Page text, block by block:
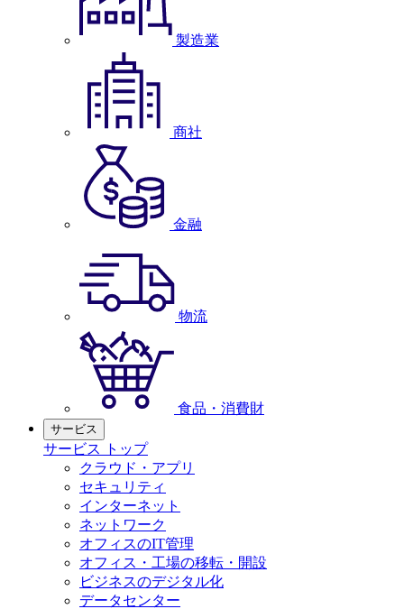
製造業
商社
金融
物流
食品・消費財
サービス
サービス トップ
クラウド・アプリ
セキュリティ
インターネット
ネットワーク
オフィスのIT管理
オフィス・工場の移転・開設
ビジネスのデジタル化
データセンター